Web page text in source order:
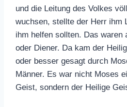
und die Leitung des Volkes
wuchsen, stellte der Herr ihm
ihm helfen sollten. Das waren
oder Diener. Da kam der
oder besser gesagt durch
Männer. Es war nicht Moses
Geist, sondern der Heilige